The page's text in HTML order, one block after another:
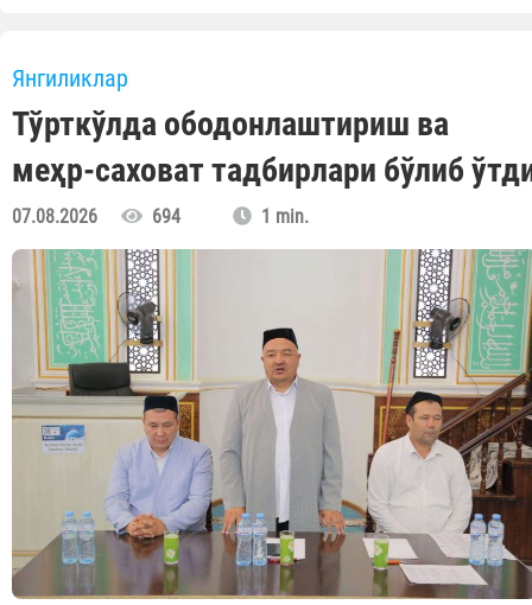
Янгиликлар
Тўрткўлда ободонлаштириш ва
меҳр-саховат тадбирлари бўлиб
07.08.2026 694 1 min.